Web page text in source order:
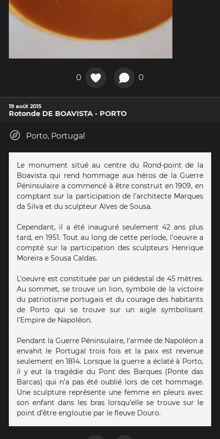
0 0
19 août 2015
Rotonde DE BOAVISTA - PORTO
Porto, Portugal
Le monument situé au centre du Rond-point de la
Boavista qui rend hommage aux héros de la Guerre
Péninsulaire a commencé à être construit en 1909, en
comptant sur la participation de l’architecte Marques
da Silva et du sculpteur Alves de Sousa.
Cependant, il a été inauguré seulement 42 ans plus
tard, en 1951. Tout au long de cette període, l’oeuvre a
compté sur la participation des sculpteurs Henrique
Moreira e Sousa Caldas.
L’oeuvre est constituée par un piédestal de 45 mètres.
Au sommet, se trouve un lion, symbole de la victoire
du patriotisme portugais et du courage des habitants
de Porto qui se trouve sur un aigle symbolisant
l’Empire de Napoléon.
Pendant la Guerre Péninsulaire, l’armée de Napoléon a
envahit le Portugal trois fois et la paix est revenue
seulement en 1814. Lorsque la guerre a éclaté à Porto,
il y eut la tragédie du Pont des Barques (Ponte das
Barcas) qui n’a pas été oublié lors de cet hommage.
Une sculpture représente une femme en pleurs avec
son enfant dans les bras lorsqu’elle se trouve sur le
point d’être engloutie par le fleuve Douro.